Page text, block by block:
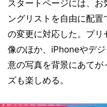
スタートページには、
ングリストを自由に配
の変更に対応した。プ
像のほか、iPhoneやデ
意の写真を背景にあてが
ズも楽しめる。